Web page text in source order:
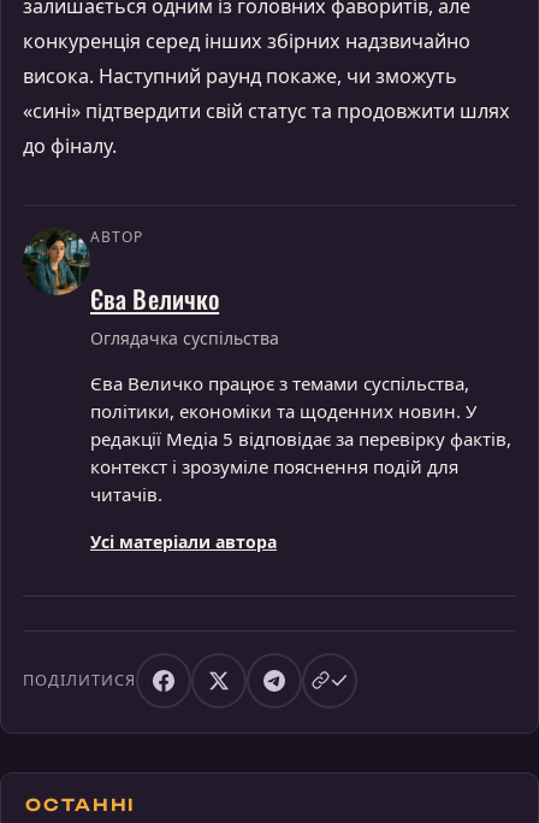
залишається одним із головних фаворитів, але
конкуренція серед інших збірних надзвичайно
висока. Наступний раунд покаже, чи зможуть
«сині» підтвердити свій статус та продовжити шлях
до фіналу.
АВТОР
Єва Величко
Оглядачка суспільства
Єва Величко працює з темами суспільства,
політики, економіки та щоденних новин. У
редакції Медіа 5 відповідає за перевірку фактів,
контекст і зрозуміле пояснення подій для
читачів.
Усі матеріали автора
ПОДІЛИТИСЯ
ОСТАННІ